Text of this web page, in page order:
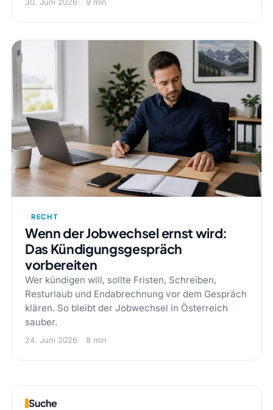
30. Juni 2026 9 min
RECHT
Wenn der Jobwechsel ernst wird:
Das Kündigungsgespräch
vorbereiten
Wer kündigen will, sollte Fristen, Schreiben,
Resturlaub und Endabrechnung vor dem Gespräch
klären. So bleibt der Jobwechsel in Österreich
sauber.
24. Juni 2026 8 min
Suche